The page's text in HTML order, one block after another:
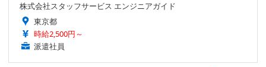
株式会社スタッフサービス エンジニアガイド
東京都
時給2,500円～
派遣社員